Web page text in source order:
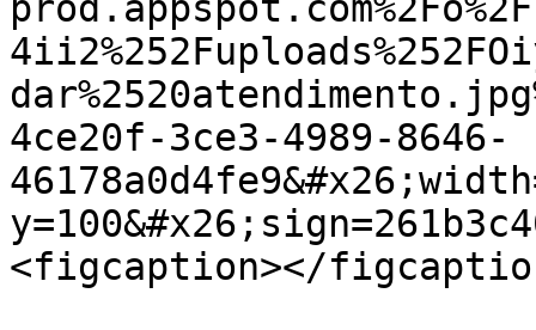
4ce20f-3ce3-4989-8646-
<figcaption></